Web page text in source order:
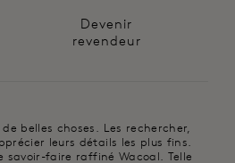
Devenir
revendeur
belles choses. Les rechercher,
leurs détails les plus fins.
savoir-faire raffiné Wacoal. Telle